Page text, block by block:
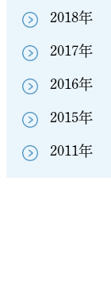
2018年
2017年
2016年
2015年
2011年